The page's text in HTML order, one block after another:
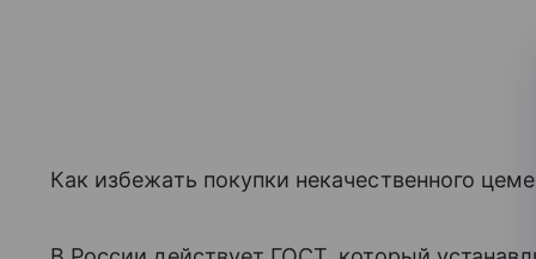
Как избежать покупки некачественного